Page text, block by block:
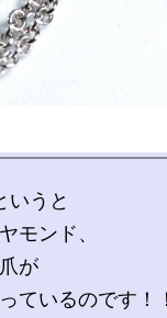
いうと
モンド、
が